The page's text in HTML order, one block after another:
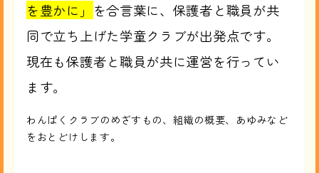
を豊かに」 を合言葉に、保護者と職員が共
同で立ち上げた学童クラブが出発点です。
現在も保護者と職員が共に運営を行ってい
ます。
わんぱくクラブのめざすもの、組織の概要、あゆみなど
をおとどけします。